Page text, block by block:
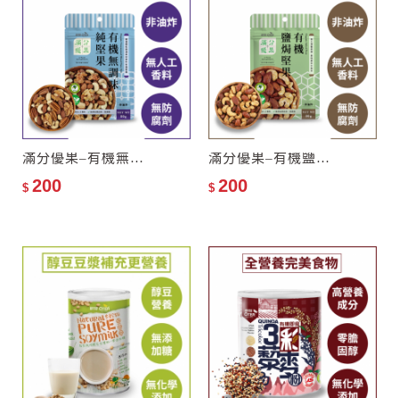
滿分優果–有機無調味純堅果
$ 200
滿分優果–有機鹽焗堅果
$ 200